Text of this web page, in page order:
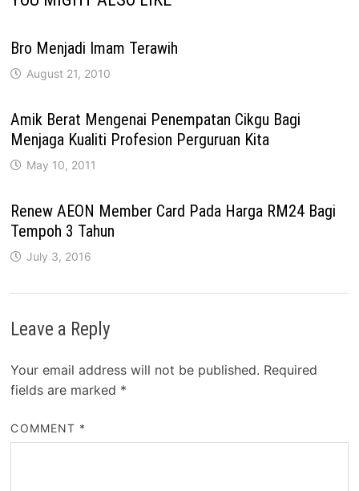
Bro Menjadi Imam Terawih
August 21, 2010
Amik Berat Mengenai Penempatan Cikgu Bagi
Menjaga Kualiti Profesion Perguruan Kita
May 10, 2011
Renew AEON Member Card Pada Harga RM24 Bagi
Tempoh 3 Tahun
July 3, 2016
Leave a Reply
Your email address will not be published. Required
fields are marked *
COMMENT *